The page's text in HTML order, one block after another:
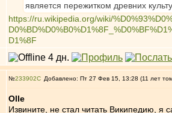
является пережитком древних
https://ru.wikipedia.org/wiki/
D1%8F
№233902 Добавлено: Пт 27 Фев 15, 13:28 (11 лет
Olle
Извините, не стал читать Википедию, я